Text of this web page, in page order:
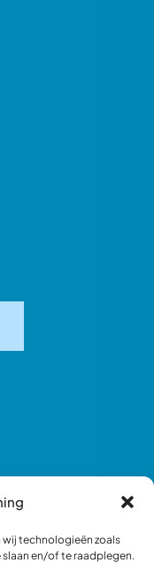
technologieën zoals
en/of te raadplegen.